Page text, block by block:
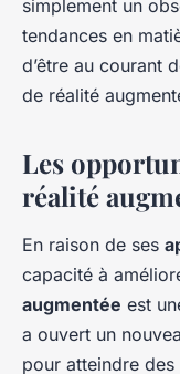
simplement un
tendances en
d’être au courant
de réalité
Les
réalité
En raison de ses
capacité à
augmentée est
a ouvert un
pour atteindre